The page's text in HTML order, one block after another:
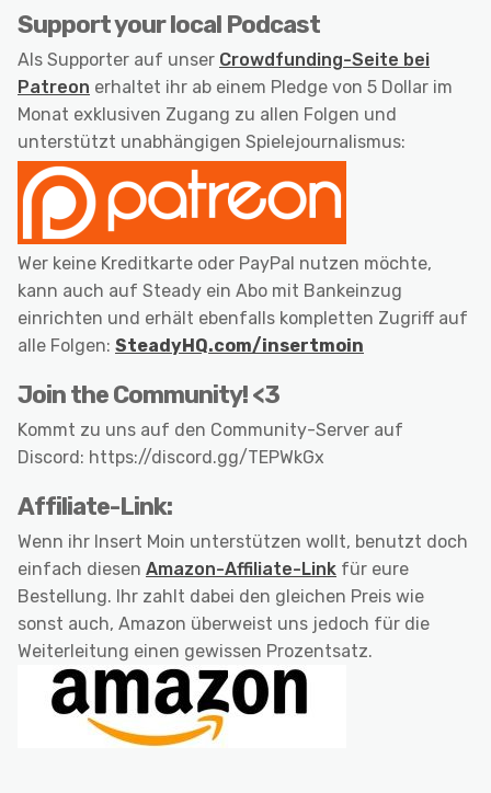
Support your local Podcast
Als Supporter auf unser Crowdfunding-Seite bei
Patreon erhaltet ihr ab einem Pledge von 5 Dollar im
Monat exklusiven Zugang zu allen Folgen und
unterstützt unabhängigen Spielejournalismus:
Wer keine Kreditkarte oder PayPal nutzen möchte,
kann auch auf Steady ein Abo mit Bankeinzug
einrichten und erhält ebenfalls kompletten Zugriff auf
alle Folgen: SteadyHQ.com/insertmoin
Join the Community! <3
Kommt zu uns auf den Community-Server auf
Discord: https://discord.gg/TEPWkGx
Affiliate-Link:
Wenn ihr Insert Moin unterstützen wollt, benutzt doch
einfach diesen Amazon-Affiliate-Link für eure
Bestellung. Ihr zahlt dabei den gleichen Preis wie
sonst auch, Amazon überweist uns jedoch für die
Weiterleitung einen gewissen Prozentsatz.